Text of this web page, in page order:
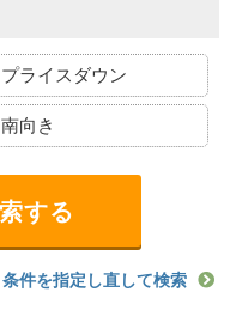
プライスダウン
南向き
条件を指定し直して検索